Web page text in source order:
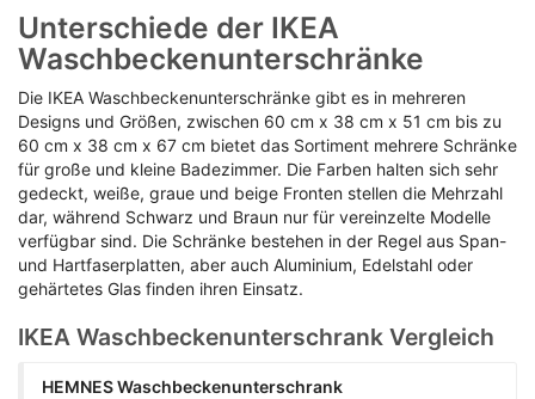
Unterschiede der IKEA
Waschbeckenunterschränke
Die IKEA Waschbeckenunterschränke gibt es in mehreren
Designs und Größen, zwischen 60 cm x 38 cm x 51 cm bis zu
60 cm x 38 cm x 67 cm bietet das Sortiment mehrere Schränke
für große und kleine Badezimmer. Die Farben halten sich sehr
gedeckt, weiße, graue und beige Fronten stellen die Mehrzahl
dar, während Schwarz und Braun nur für vereinzelte Modelle
verfügbar sind. Die Schränke bestehen in der Regel aus Span-
und Hartfaserplatten, aber auch Aluminium, Edelstahl oder
gehärtetes Glas finden ihren Einsatz.
IKEA Waschbeckenunterschrank Vergleich
HEMNES Waschbeckenunterschrank